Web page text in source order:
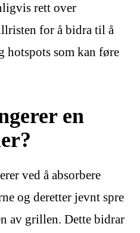
rett over
for å bidra til å
hotspots som kan føre
en
ved å absorbere
og deretter jevnt spre
av grillen. Dette bidrar